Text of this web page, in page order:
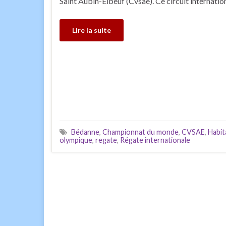
Lire la suite
Bédanne, Championnat du monde, CVSAE,
olympique, regate, Régate internationale